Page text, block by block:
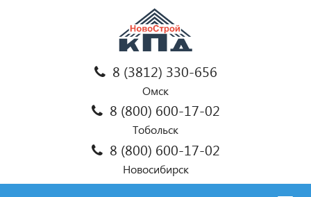
8 (3812) 330-656
Омск
8 (800) 600-17-02
Тобольск
8 (800) 600-17-02
Новосибирск